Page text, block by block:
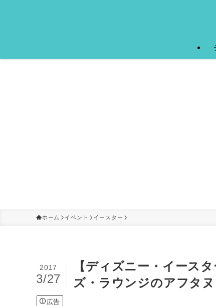
ホーム イベント イースター
【ディズニー・イース
ズ・ラウンジのアフタ
2017
3/27
広告